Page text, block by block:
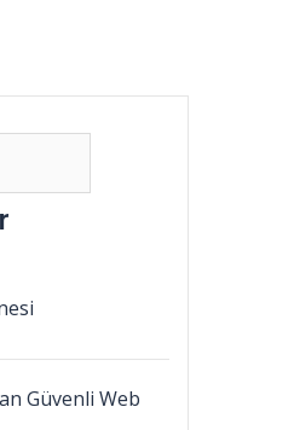
Güvenli Web